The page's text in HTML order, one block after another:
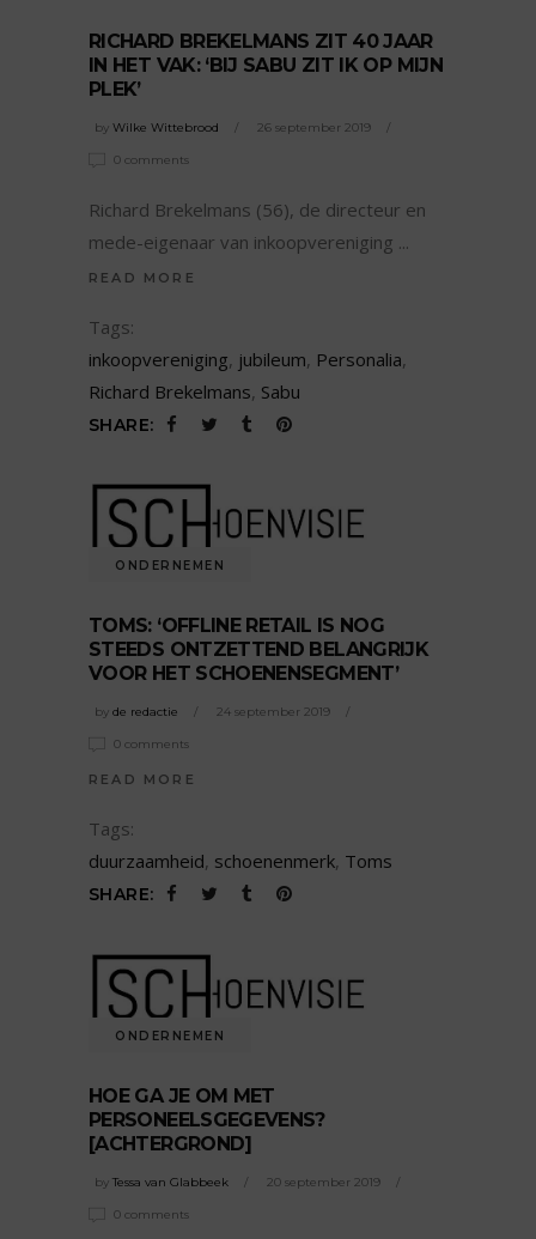
RICHARD BREKELMANS ZIT 40 JAAR
IN HET VAK: ‘BIJ SABU ZIT IK OP MIJN
PLEK’
by Wilke Wittebrood 26 september 2019
0 comments
Richard Brekelmans (56), de directeur en
mede-eigenaar van inkoopvereniging
READ MORE
Tags:
inkoopvereniging, jubileum, Personalia,
Richard Brekelmans, Sabu
SHARE:
ONDERNEMEN
TOMS: ‘OFFLINE RETAIL IS NOG
STEEDS ONTZETTEND BELANGRIJK
VOOR HET SCHOENENSEGMENT’
by de redactie 24 september 2019
0 comments
READ MORE
Tags:
duurzaamheid, schoenenmerk, Toms
SHARE:
ONDERNEMEN
HOE GA JE OM MET
PERSONEELSGEGEVENS?
[ACHTERGROND]
by Tessa van Glabbeek 20 september 2019
0 comments